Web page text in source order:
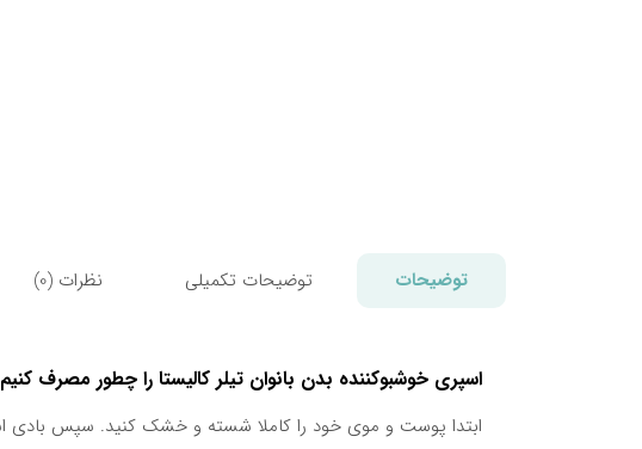
توضیحات توضیحات تکمیلی نظرات (0)
اسپری خوشبوکننده بدن بانوان تیلر کالیستا را چطور مصرف کنیم